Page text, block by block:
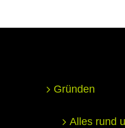
Gründen
Alles rund